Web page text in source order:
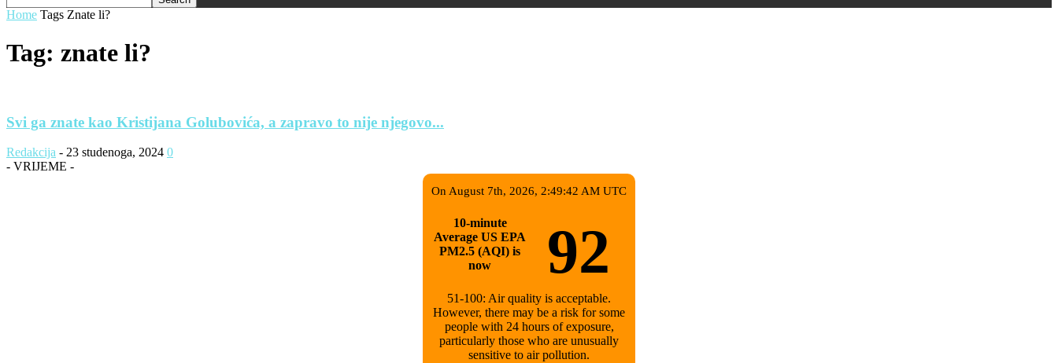
Home Tags Znate li?
Tag: znate li?
Svi ga znate kao Kristijana Golubovića, a zapravo to nije njegovo...
Redakcija - 23 studenoga, 2024 0
- VRIJEME -
On August 7th, 2026, 2:49:42 AM UTC
10-minute
Average US EPA
PM2.5 (AQI) is
now
92
51-100: Air quality is acceptable.
However, there may be a risk for some
people with 24 hours of exposure,
particularly those who are unusually
sensitive to air pollution.